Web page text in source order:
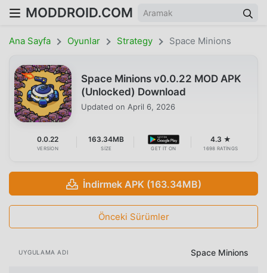
MODDROID.COM
Ana Sayfa Oyunlar Strategy Space Minions
Space Minions v0.0.22 MOD APK
(Unlocked) Download
Updated on April 6, 2026
0.0.22
VERSION
163.34MB
SIZE GET IT ON
4.3 ★
1698 RATINGS
İndirmek APK (163.34MB)
Önceki Sürümler
UYGULAMA ADI Space Minions